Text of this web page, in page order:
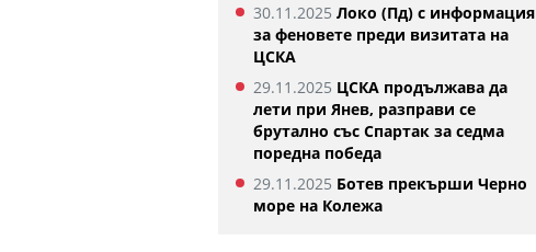
30.11.2025 Локо (Пд) с информация
за феновете преди визитата на
ЦСКА
29.11.2025 ЦСКА продължава да
лети при Янев, разправи се
брутално със Спартак за седма
поредна победа
29.11.2025 Ботев прекърши Черно
море на Колежа